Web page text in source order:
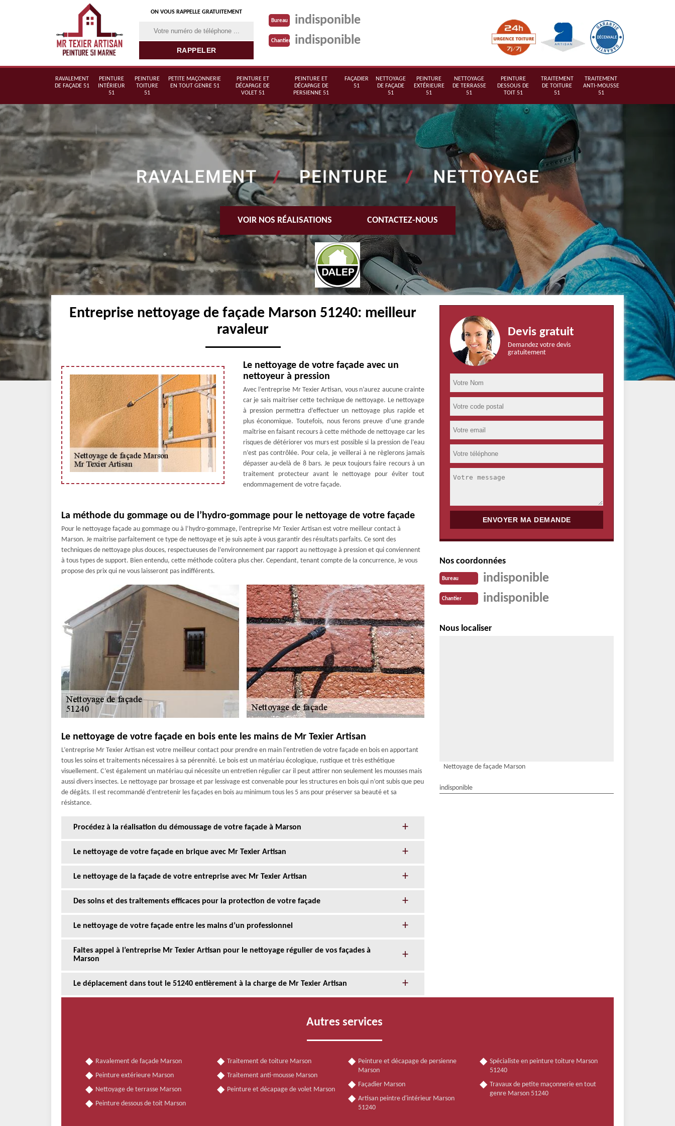
ON VOUS RAPPELLE GRATUITEMENT
Bureau indisponible
Chantier indisponible
RAVALEMENT
DE FAÇADE 51
PEINTURE
INTÉRIEUR
51
PEINTURE
TOITURE
51
PETITE MAÇONNERIE
EN TOUT GENRE 51
PEINTURE ET
DÉCAPAGE DE
VOLET 51
PEINTURE ET
DÉCAPAGE DE
PERSIENNE 51
FAÇADIER
51
NETTOYAGE
DE FAÇADE
51
PEINTURE
EXTÉRIEURE
51
NETTOYAGE
DE TERRASSE
51
PEINTURE
DESSOUS DE
TOIT 51
TRAITEMENT
DE TOITURE
51
TRAITEMENT
ANTI-MOUSSE
51
VOIR NOS RÉALISATIONS CONTACTEZ-NOUS
Entreprise nettoyage de façade Marson 51240: meilleur
ravaleur
Le nettoyage de votre façade avec un
nettoyeur à pression
Avec l’entreprise Mr Texier Artisan, vous n’aurez aucune crainte
car je sais maitriser cette technique de nettoyage. Le nettoyage
à pression permettra d’effectuer un nettoyage plus rapide et
plus économique. Toutefois, nous ferons preuve d’une grande
maîtrise en faisant recours à cette méthode de nettoyage car les
risques de détériorer vos murs est possible si la pression de l’eau
n’est pas contrôlée. Pour cela, je veillerai à ne règlerons jamais
dépasser au-delà de 8 bars. Je peux toujours faire recours à un
traitement protecteur avant le nettoyage pour éviter tout
endommagement de votre façade.
La méthode du gommage ou de l’hydro-gommage pour le nettoyage de votre façade
Pour le nettoyage façade au gommage ou à l’hydro-gommage, l’entreprise Mr Texier Artisan est votre meilleur contact à
Marson. Je maitrise parfaitement ce type de nettoyage et je suis apte à vous garantir des résultats parfaits. Ce sont des
techniques de nettoyage plus douces, respectueuses de l’environnement par rapport au nettoyage à pression et qui conviennent
à tous types de support. Bien entendu, cette méthode coûtera plus cher. Cependant, tenant compte de la concurrence, Je vous
propose des prix qui ne vous laisseront pas indifférents.
Le nettoyage de votre façade en bois ente les mains de Mr Texier Artisan
L’entreprise Mr Texier Artisan est votre meilleur contact pour prendre en main l’entretien de votre façade en bois en apportant
tous les soins et traitements nécessaires à sa pérennité. Le bois est un matériau écologique, rustique et très esthétique
visuellement. C’est également un matériau qui nécessite un entretien régulier car il peut attirer non seulement les mousses mais
aussi divers insectes. Le nettoyage par brossage et par lessivage est convenable pour les structures en bois qui n’ont subis que peu
de dégâts. Il est recommandé d’entretenir les façades en bois au minimum tous les 5 ans pour préserver sa beauté et sa
résistance.
Procédez à la réalisation du démoussage de votre façade à Marson
Le nettoyage de votre façade en brique avec Mr Texier Artisan
Le nettoyage de la façade de votre entreprise avec Mr Texier Artisan
Des soins et des traitements efficaces pour la protection de votre façade
Le nettoyage de votre façade entre les mains d’un professionnel
Faites appel à l’entreprise Mr Texier Artisan pour le nettoyage régulier de vos façades à
Marson
Le déplacement dans tout le 51240 entièrement à la charge de Mr Texier Artisan
Devis gratuit
Demandez votre devis
gratuitement
Nos coordonnées
Bureau indisponible
Chantier indisponible
Nous localiser
Nettoyage de façade Marson
indisponible
Autres services
Ravalement de façade Marson
Peinture extérieure Marson
Nettoyage de terrasse Marson
Peinture dessous de toit Marson
Traitement de toiture Marson
Traitement anti-mousse Marson
Peinture et décapage de volet Marson
Peinture et décapage de persienne
Marson
Façadier Marson
Artisan peintre d'intérieur Marson
51240
Spécialiste en peinture toiture Marson
51240
Travaux de petite maçonnerie en tout
genre Marson 51240